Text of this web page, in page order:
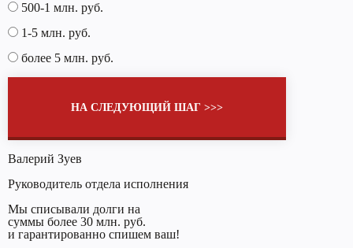
500-1 млн. руб.
1-5 млн. руб.
более 5 млн. руб.
НА СЛЕДУЮЩИЙ ШАГ >>>
Валерий Зуев
Руководитель отдела исполнения
Мы списывали долги на
суммы более 30 млн. руб.
и гарантированно спишем ваш!